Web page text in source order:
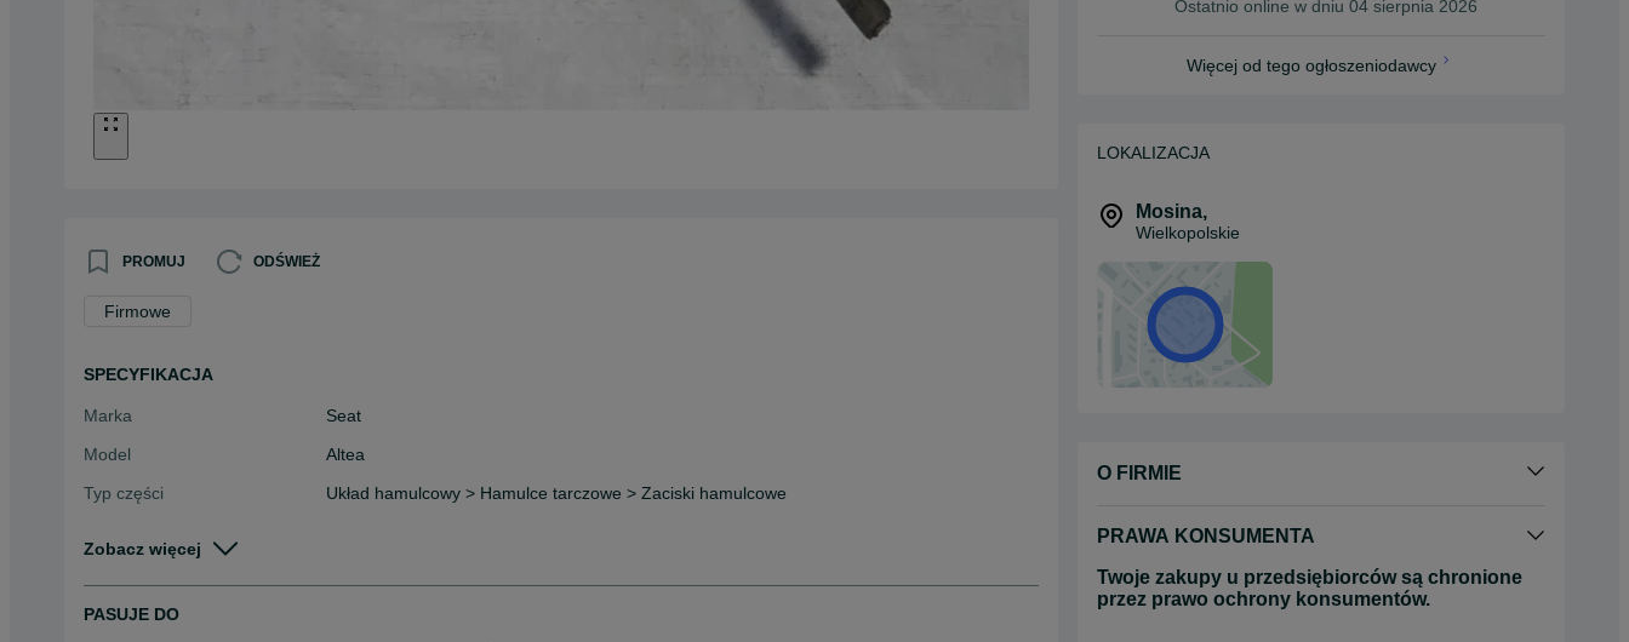
PROMUJ ODŚWIEŻ
Firmowe
SPECYFIKACJA
Marka
Seat
Model
Altea
Typ części
Układ hamulcowy > Hamulce tarczowe > Zaciski hamulcowe
Zobacz więcej
PASUJE DO
Ostatnio online w dniu 04 sierpnia 2026
Więcej od tego ogłoszeniodawcy
LOKALIZACJA
Mosina,
Wielkopolskie
O FIRMIE
PRAWA KONSUMENTA
Twoje zakupy u przedsiębiorców są chronione
przez prawo ochrony konsumentów.